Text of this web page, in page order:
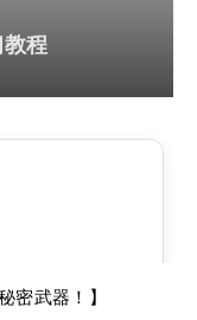
程
密武器！】